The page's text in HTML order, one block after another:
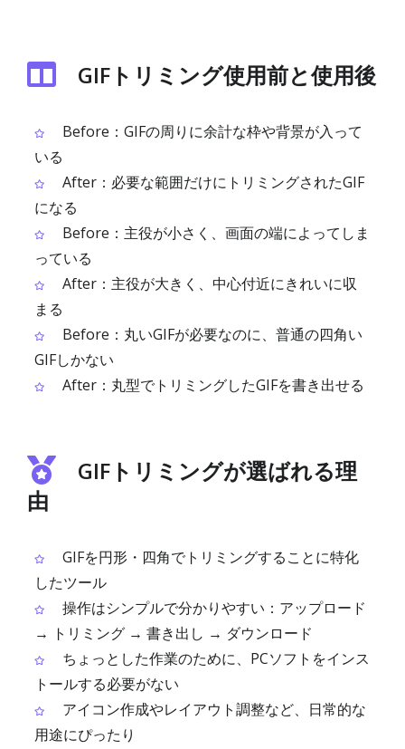
GIFトリミング使用前と使用後
Before：GIFの周りに余計な枠や背景が入って
いる
After：必要な範囲だけにトリミングされたGIF
になる
Before：主役が小さく、画面の端によってしま
っている
After：主役が大きく、中心付近にきれいに収
まる
Before：丸いGIFが必要なのに、普通の四角い
GIFしかない
After：丸型でトリミングしたGIFを書き出せる
GIFトリミングが選ばれる理
由
GIFを円形・四角でトリミングすることに特化
したツール
操作はシンプルで分かりやすい：アップロード
→ トリミング → 書き出し → ダウンロード
ちょっとした作業のために、PCソフトをインス
トールする必要がない
アイコン作成やレイアウト調整など、日常的な
用途にぴったり